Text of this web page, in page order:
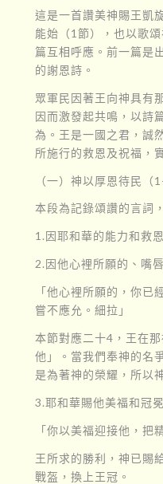
這是一首讚美神賜王凱
能始（1節），也以歌
篇互相呼應。前一篇是
的謝恩詩。
眾軍民因著王向神具有
因而激發起共鳴，以詩
為。王是一國之君，誠
所施行的救恩及祝福，
（一）神以厚恩待民（
本段為記錄頌讚的言詞
1.因耶和華的能力和救
2.因他心裡所願的、嘴
「他心裡所願的，你已
嘗不應允。細拉」
本節對應二十4，王在
他」。當我們奉神的名
是為著神的榮耀，所以
3.耶和華賜他美福和冠
「你以美福迎接他，把
王所求的勝利，神已賜
戰盔，換上王冠。